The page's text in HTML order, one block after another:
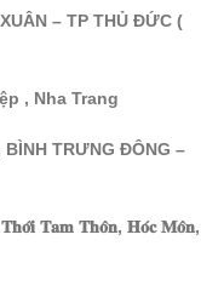
– TP THỦ ĐỨC (
, Nha Trang
BÌNH TRƯNG ĐÔNG –
𝐓𝐚𝐦 𝐓𝐡𝐨̂𝐧, 𝐇𝐨́𝐜 𝐌𝐨̂𝐧,